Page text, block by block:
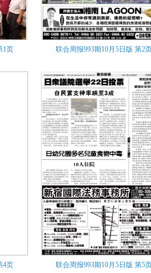
1页 联合周报993期10月5日版 第2
4页 联合周报993期10月5日版 第5